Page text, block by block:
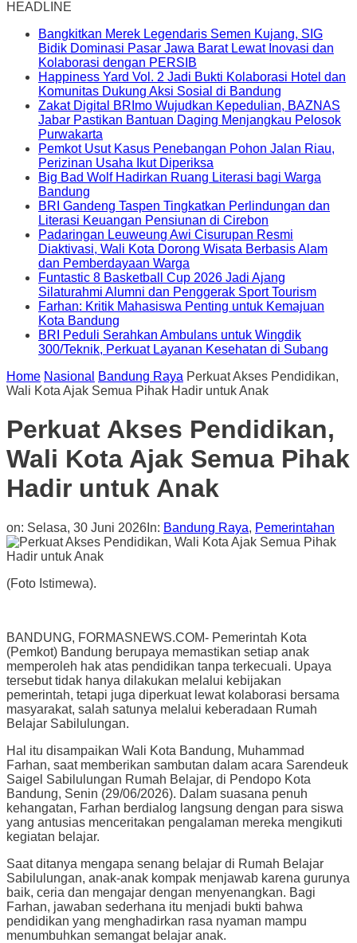
HEADLINE
Bangkitkan Merek Legendaris Semen Kujang, SIG
Bidik Dominasi Pasar Jawa Barat Lewat Inovasi dan
Kolaborasi dengan PERSIB
Happiness Yard Vol. 2 Jadi Bukti Kolaborasi Hotel dan
Komunitas Dukung Aksi Sosial di Bandung
Zakat Digital BRImo Wujudkan Kepedulian, BAZNAS
Jabar Pastikan Bantuan Daging Menjangkau Pelosok
Purwakarta
Pemkot Usut Kasus Penebangan Pohon Jalan Riau,
Perizinan Usaha Ikut Diperiksa
Big Bad Wolf Hadirkan Ruang Literasi bagi Warga
Bandung
BRI Gandeng Taspen Tingkatkan Perlindungan dan
Literasi Keuangan Pensiunan di Cirebon
Padaringan Leuweung Awi Cisurupan Resmi
Diaktivasi, Wali Kota Dorong Wisata Berbasis Alam
dan Pemberdayaan Warga
Funtastic 8 Basketball Cup 2026 Jadi Ajang
Silaturahmi Alumni dan Penggerak Sport Tourism
Farhan: Kritik Mahasiswa Penting untuk Kemajuan
Kota Bandung
BRI Peduli Serahkan Ambulans untuk Wingdik
300/Teknik, Perkuat Layanan Kesehatan di Subang
Home Nasional Bandung Raya Perkuat Akses Pendidikan,
Wali Kota Ajak Semua Pihak Hadir untuk Anak
Perkuat Akses Pendidikan,
Wali Kota Ajak Semua Pihak
Hadir untuk Anak
on: Selasa, 30 Juni 2026 In: Bandung Raya, Pemerintahan
(Foto Istimewa).
BANDUNG, FORMASNEWS.COM- Pemerintah Kota
(Pemkot) Bandung berupaya memastikan setiap anak
memperoleh hak atas pendidikan tanpa terkecuali. Upaya
tersebut tidak hanya dilakukan melalui kebijakan
pemerintah, tetapi juga diperkuat lewat kolaborasi bersama
masyarakat, salah satunya melalui keberadaan Rumah
Belajar Sabilulungan.
Hal itu disampaikan Wali Kota Bandung, Muhammad
Farhan, saat memberikan sambutan dalam acara Sarendeuk
Saigel Sabilulungan Rumah Belajar, di Pendopo Kota
Bandung, Senin (29/06/2026). Dalam suasana penuh
kehangatan, Farhan berdialog langsung dengan para siswa
yang antusias menceritakan pengalaman mereka mengikuti
kegiatan belajar.
Saat ditanya mengapa senang belajar di Rumah Belajar
Sabilulungan, anak-anak kompak menjawab karena gurunya
baik, ceria dan mengajar dengan menyenangkan. Bagi
Farhan, jawaban sederhana itu menjadi bukti bahwa
pendidikan yang menghadirkan rasa nyaman mampu
menumbuhkan semangat belajar anak.